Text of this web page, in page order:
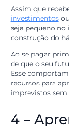
3 –
antes
Um erro muito
sobra no final
nada.
pessoal como